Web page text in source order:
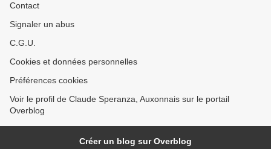
Contact
Signaler un abus
C.G.U.
Cookies et données personnelles
Préférences cookies
Voir le profil de Claude Speranza, Auxonnais sur le portail
Overblog
Créer un blog sur Overblog